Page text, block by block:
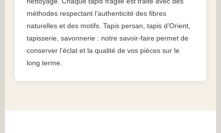
méthodes respectant l’authenticité des fibres
naturelles et des motifs. Tapis persan, tapis d’Orient,
tapisserie, savonnerie : notre savoir-faire permet de
conserver l’éclat et la qualité de vos pièces sur le
long terme.